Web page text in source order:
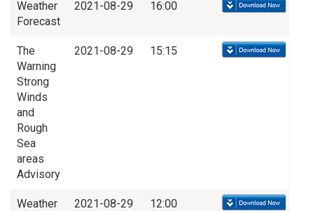
Weather
Forecast
2021-08-29 16:00
The
Warning
Strong
Winds
and
Rough
Sea
areas
Advisory
2021-08-29 15:15
Weather
2021-08-29 12:00